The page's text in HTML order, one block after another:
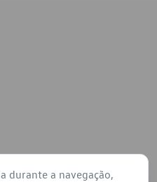
durante a navegação,